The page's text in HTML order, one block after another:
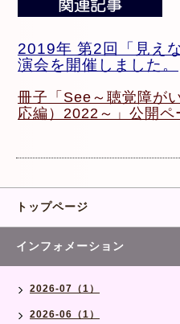
2019年 第2回「見え
演会を開催しました。
冊子「See～聴覚障が
応編）2022～」公開ペ
トップページ
インフォメーション
2026-07（1）
2026-06（1）